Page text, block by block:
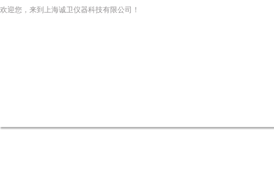
欢迎您，来到上海诚卫仪器科技有限公司！